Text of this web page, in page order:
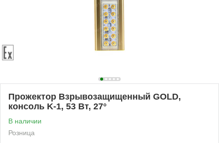
Прожектор Взрывозащищенный GOLD,
консоль K-1, 53 Вт, 27°
В наличии
Розница